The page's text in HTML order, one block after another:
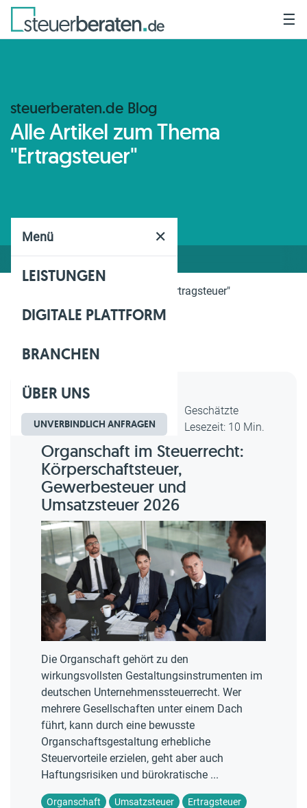
Menü ✕
LEISTUNGEN
DIGITALE PLATTFORM
BRANCHEN
ÜBER UNS
UNVERBINDLICH ANFRAGEN
☰
steuerberaten.de Blog
Alle Artikel zum Thema
"Ertragsteuer"
"Ertragsteuer"
Dipl.-Kfm. Christian Gebert,
erstellt am 25.03.2026
Geschätzte
Lesezeit: 10 Min.
Organschaft im Steuerrecht:
Körperschaftsteuer,
Gewerbesteuer und
Umsatzsteuer 2026
Die Organschaft gehört zu den
wirkungsvollsten Gestaltungsinstrumenten im
deutschen Unternehmenssteuerrecht. Wer
mehrere Gesellschaften unter einem Dach
führt, kann durch eine bewusste
Organschaftsgestaltung erhebliche
Steuervorteile erzielen, geht aber auch
Haftungsrisiken und bürokratische ...
Organschaft Umsatzsteuer Ertragsteuer